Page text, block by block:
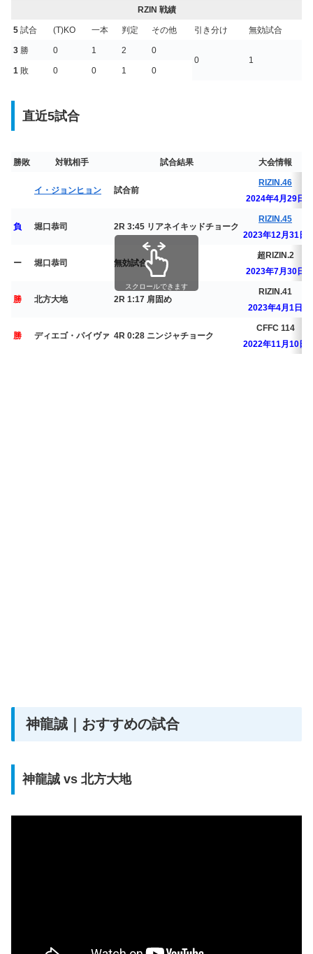
RZIN 戦績
5 試合 (T)KO 一本 判定 その他 引き分け 無効試合
3 勝 0 1 2
0
0
1
1 敗 0 0 1 0
直近5試合
勝敗 対戦相手 試合結果 大会情報
イ・ジョンヒョン 試合前
RIZIN.46
2024年4月29日
負 堀口恭司 2R 3:45 リアネイキッドチョーク
RIZIN.45
2023年12月31日
ー 堀口恭司 無効試合
超RIZIN.2
2023年7月30日
勝 北方大地 2R 1:17 肩固め
RIZIN.41
2023年4月1日
勝 ディエゴ・パイヴァ 4R 0:28 ニンジャチョーク
CFFC 114
2022年11月10日
スクロールできます
神龍誠｜おすすめの試合
神龍誠 vs 北方大地